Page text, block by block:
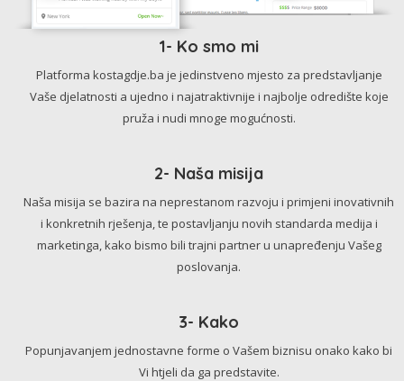
1- Ko smo mi
Platforma kostagdje.ba je jedinstveno mjesto za predstavljanje
Vaše djelatnosti a ujedno i najatraktivnije i najbolje odredište koje
pruža i nudi mnoge mogućnosti.
2- Naša misija
Naša misija se bazira na neprestanom razvoju i primjeni inovativnih
i konkretnih rješenja, te postavljanju novih standarda medija i
marketinga, kako bismo bili trajni partner u unapređenju Vašeg
poslovanja.
3- Kako
Popunjavanjem jednostavne forme o Vašem biznisu onako kako bi
Vi htjeli da ga predstavite.